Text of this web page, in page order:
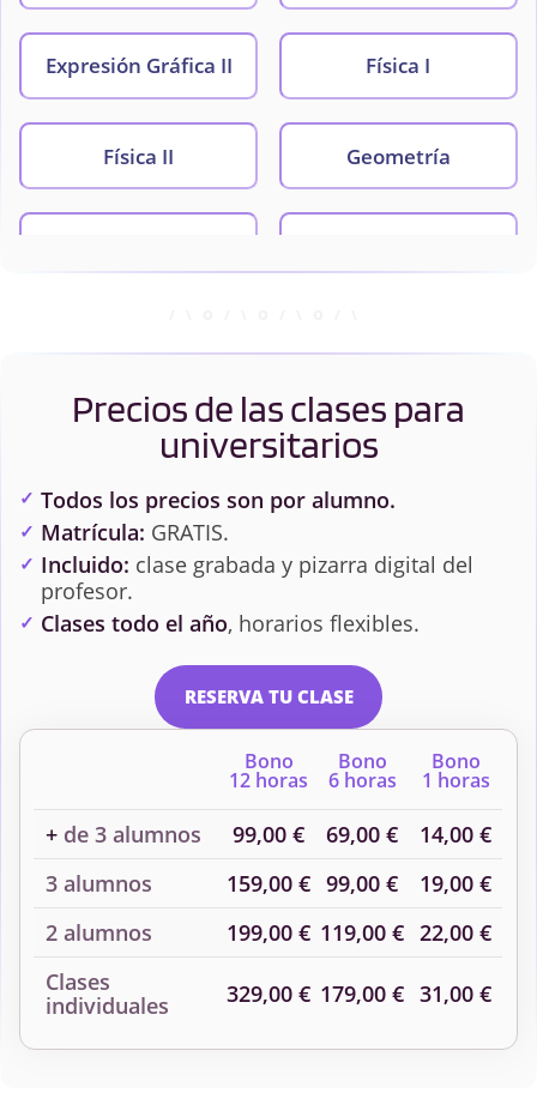
Expresión Gráfica II Física I
Física II Geometría
Precios de las clases para
universitarios
Todos los precios son por alumno.
Matrícula: GRATIS.
Incluido: clase grabada y pizarra digital del
profesor.
Clases todo el año, horarios flexibles.
RESERVA TU CLASE
Bono
12 horas
Bono
6 horas
Bono
1 horas
+ de 3 alumnos 99,00 € 69,00 €
14,00 €
3 alumnos
159,00 € 99,00 €
19,00 €
2 alumnos
199,00 € 119,00 € 22,00 €
Clases
individuales
329,00 € 179,00 € 31,00 €